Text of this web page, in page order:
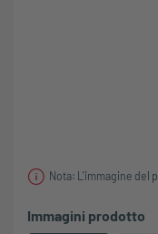
Nota: L'immagine del
Immagini prodotto